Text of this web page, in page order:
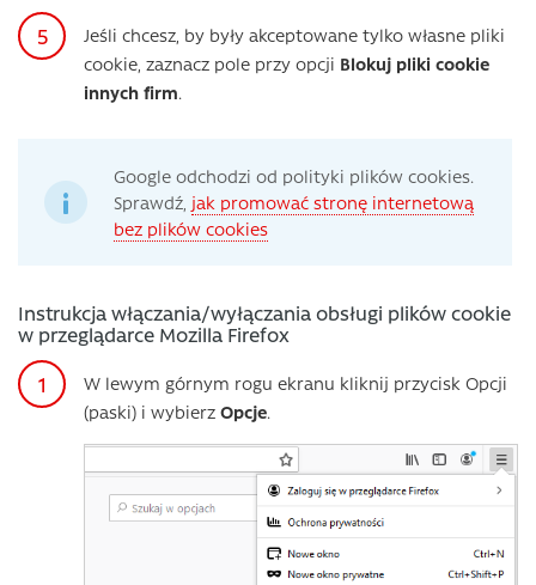
Jeśli chcesz, by były akceptowane tylko własne pliki
cookie, zaznacz pole przy opcji Blokuj pliki cookie
innych firm.
Google odchodzi od polityki plików cookies.
Sprawdź, jak promować stronę internetową
bez plików cookies
Instrukcja włączania/wyłączania obsługi plików cookie
w przeglądarce Mozilla Firefox
W lewym górnym rogu ekranu kliknij przycisk Opcji
(paski) i wybierz Opcje.